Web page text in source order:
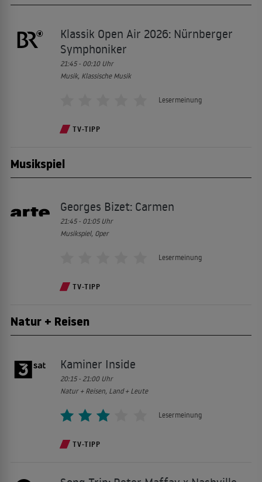
Klassik Open Air 2026: Nürnberger
Symphoniker
21:45 - 00:10 Uhr
Musik, Klassische Musik
Lesermeinung
TV-TIPP
Musikspiel
Georges Bizet: Carmen
21:45 - 01:05 Uhr
Musikspiel, Oper
Lesermeinung
TV-TIPP
Natur + Reisen
Kaminer Inside
20:15 - 21:00 Uhr
Natur + Reisen, Land + Leute
Lesermeinung
TV-TIPP